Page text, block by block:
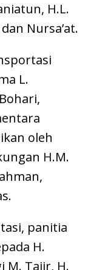
H.L.
Nursa’at.
L.
oleh
H.M.
panitia
H.
M. Tajir, H.